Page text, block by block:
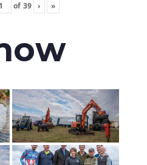
of 39 › »